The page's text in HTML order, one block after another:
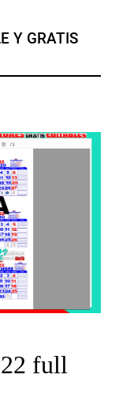
Y GRATIS
full